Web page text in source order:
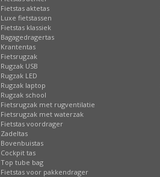
Fietstas aktetas
Luxe fietstassen
Fietstas klassiek
Bagagedragertas
Krantentas
Fietsrugzak
Rugzak USB
Rugzak LED
Rugzak laptop
Rugzak school
Fietsrugzak met rugventilatie
Fietsrugzak met waterzak
Fietstas voordrager
Zadeltas
Bovenbuistas
Cockpit tas
Top tube bag
Fietstas voor pakkendrager